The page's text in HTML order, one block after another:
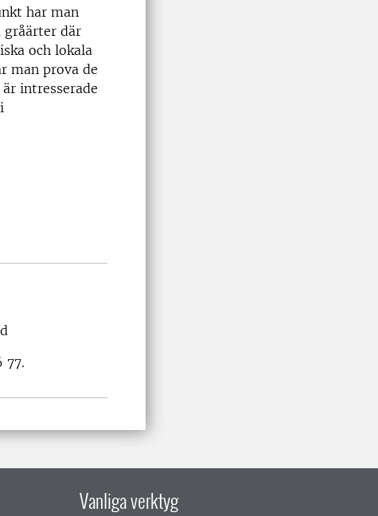
har man
gråärter där
och lokala
man prova de
intresserade
77.
Vanliga verktyg